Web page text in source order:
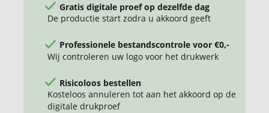
Gratis digitale proef op dezelfde dag
De productie start zodra u akkoord geeft
Professionele bestandscontrole voor €0,-
Wij controleren uw logo voor het drukwerk
Risicoloos bestellen
Kosteloos annuleren tot aan het akkoord op de
digitale drukproef